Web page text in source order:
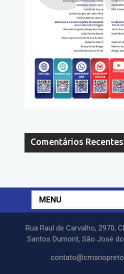
Comentários Recentes
MENU
Rua Raul de Carvalho, 2970,
Santos Dumont, São José